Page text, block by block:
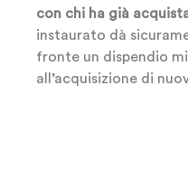
con chi ha già
instaurato dà
fronte un dispendio
all’acquisizione di